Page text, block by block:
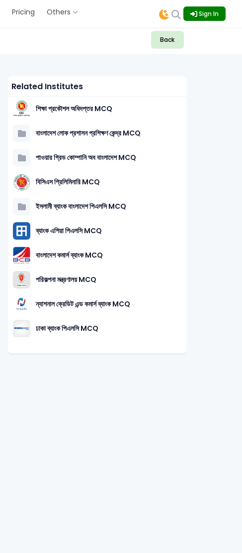
Pricing Others Sign In
Back
টেকনিক্যাল: 27 কম্পিউটার ও তথ্য প্রযুক্তি (Computer & ICT): 1
Related Institutes
শিক্ষা প্রকৌশল অধিদপ্তর MCQ
বাংলাদেশ লোক প্রশাসন প্রশিক্ষণ কেন্দ্র MCQ
পাওয়ার গ্রিড কোম্পানি অব বাংলাদেশ MCQ
বিসিএস প্রিলিমিনারি MCQ
ইসলামী ব্যাংক বাংলাদেশ পিএলসি MCQ
ব্যাংক এশিয়া পিএলসি MCQ
বাংলাদেশ কমার্স ব্যাংক MCQ
পরিকল্পনা মন্ত্রণালয় MCQ
ন্যাশনাল ক্রেডিট এন্ড কমার্স ব্যাংক MCQ
ঢাকা ব্যাংক পিএলসি MCQ